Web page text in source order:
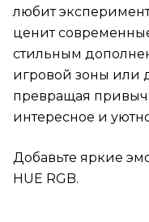
любит
ценит
стильным
игровой зоны или
превращая
интересное и
Добавьте яркие
HUE RGB.